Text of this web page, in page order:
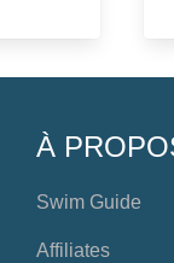
À
Swim Guide
Affiliates